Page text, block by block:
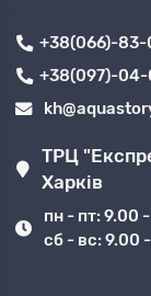
+38(066)-83-
+38(097)-
ТРЦ
Харків
пн - пт: 9.00
сб - вс: 9.00